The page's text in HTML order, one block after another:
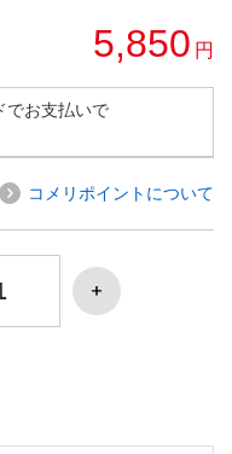
5,850 円
でお支払いで
コメリポイントについて